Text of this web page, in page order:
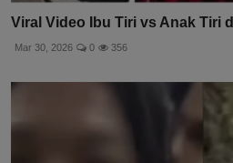
Viral Video Ibu Tiri vs Anak Tiri
Mar 30, 2026 0 356